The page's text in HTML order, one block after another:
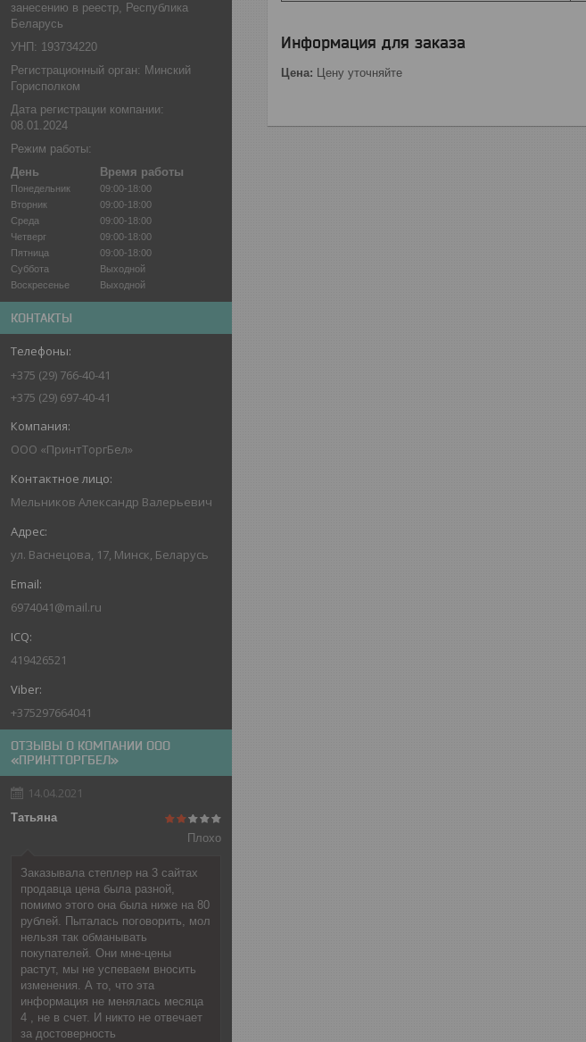
занесению в реестр, Республика
Беларусь
УНП: 193734220
Регистрационный орган: Минский
Горисполком
Дата регистрации компании:
08.01.2024
Режим работы:
День
Время работы
Понедельник
09:00-18:00
Вторник
09:00-18:00
Среда
09:00-18:00
Четверг
09:00-18:00
Пятница
09:00-18:00
Суббота
Выходной
Воскресенье
Выходной
КОНТАКТЫ
+375 (29) 766-40-41
+375 (29) 697-40-41
ООО «ПринтТоргБел»
Мельников Александр Валерьевич
ул. Васнецова, 17, Минск, Беларусь
6974041@mail.ru
419426521
+375297664041
ОТЗЫВЫ О КОМПАНИИ ООО
«ПРИНТТОРГБЕЛ»
14.04.2021
Татьяна
Плохо
Заказывала степлер на 3 сайтах
продавца цена была разной,
помимо этого она была ниже на 80
рублей. Пыталась поговорить, мол
нельзя так обманывать
покупателей. Они мне-цены
растут, мы не успеваем вносить
изменения. А то, что эта
информация не менялась месяца
4 , не в счет. И никто не отвечает
за достоверность
Информация для заказа
Цена: Цену уточняйте